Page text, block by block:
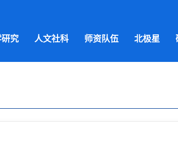
究 人文社科 师资队伍 北极星